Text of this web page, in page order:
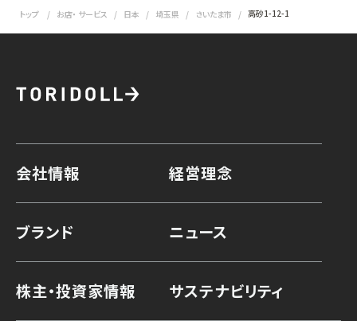
トップ お店・ サービス 日本 埼玉県 さいたま市 高砂1-12-1
会社情報 経営理念
ブランド ニュース
株主・投資家情報 サステナビリティ